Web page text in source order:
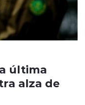
última
alza de